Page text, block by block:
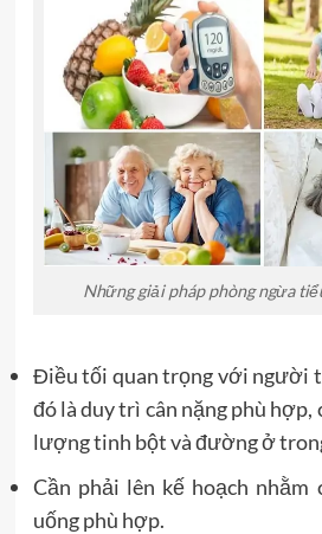
Những giải pháp phòng ngừa
Điều tối quan trọng với người
đó là duy trì cân nặng phù
lượng tinh bột và đường ở
Cần phải lên kế hoạch nhằm
uống phù hợp.